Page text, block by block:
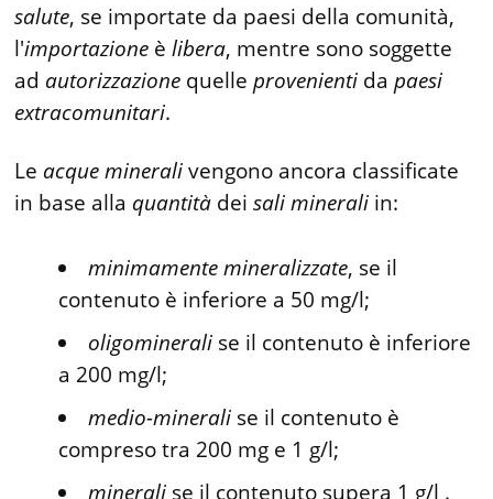
salute, se importate da paesi della comunità,
l'importazione èlibera, mentre sono soggette
ad autorizzazione quelleprovenienti dapaesi
extracomunitari.
Le acque mineralivengono ancora classificate
in base alla quantità deisali minerali in:
minimamente mineralizzate, se il
contenuto è inferiore a 50 mg/l;
oligominerali se il contenuto è inferiore
a 200 mg/l;
medio-minerali se il contenuto è
compreso tra 200 mg e 1 g/l;
minerali se il contenuto supera 1 g/l .